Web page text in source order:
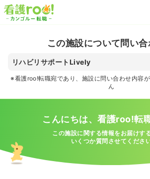
この施設について問い合
リハビリサポートLively
※看護roo!転職宛であり、施設に問い合わせ内容
ん
こんにちは、看護roo!転
この施設に関する情報をお届けす
いくつか質問させてくださ